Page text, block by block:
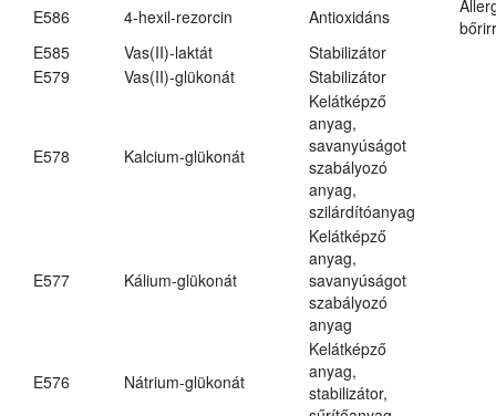
E586
4-hexil-rezorcin Antioxidáns
E585
Vas(II)-laktát
Stabilizátor
E579
Vas(II)-glükonát Stabilizátor
E578 Kalcium-glükonát
Kelátképző
anyag,
savanyúságot
szabályozó
anyag,
szilárdítóanyag
E577 Kálium-glükonát
Kelátképző
anyag,
savanyúságot
szabályozó
anyag
E576 Nátrium-glükonát
Kelátképző
anyag,
stabilizátor,